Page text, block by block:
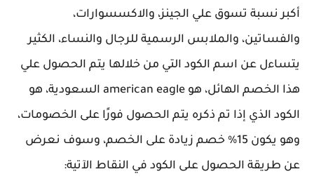
أكبر نسبة تسوق علي الجينز، والاكسسوارات،
والفساتين، والملابس الرسمية للرجال والنساء، الكثير
يتساءل عن اسم الكود التي من خلالها يتم الحصول علي
هذا الخصم الهائل، هو american eagle السعودية، هو
الكود الذي إذا تم ذكره يتم الحصول فورًا على الخصومات،
وهو يكون 15% خصم زيادة على الخصم، وسوف نعرض
عن طريقة الحصول على الكود في النقاط الآتية: